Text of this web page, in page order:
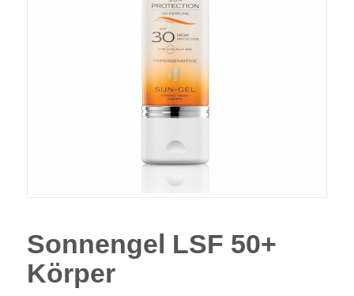
Sonnengel LSF 50+
Körper